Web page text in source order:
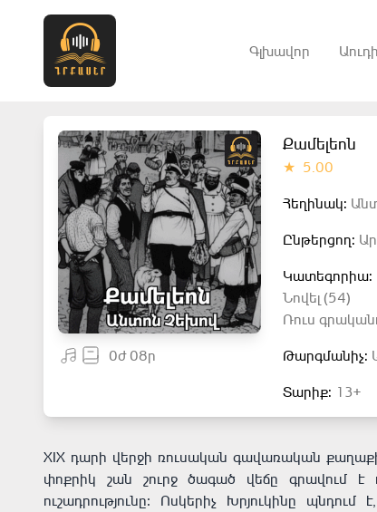
Գլխավոր
0ժ 08ր
Քամելեոն
★ 5.00
Հեղինակ:
Ընթերցող:
Կատեգորիա:
Նովել (54)
Ռուս
Թարգմանիչ:
Տարիք: 13+
XIX դարի վերջի ռուսական գավառական
փոքրիկ շան շուրջ ծագած վեճը գրավում է
ուշադրությունը։ Ոսկերիչ Խրյուկինը